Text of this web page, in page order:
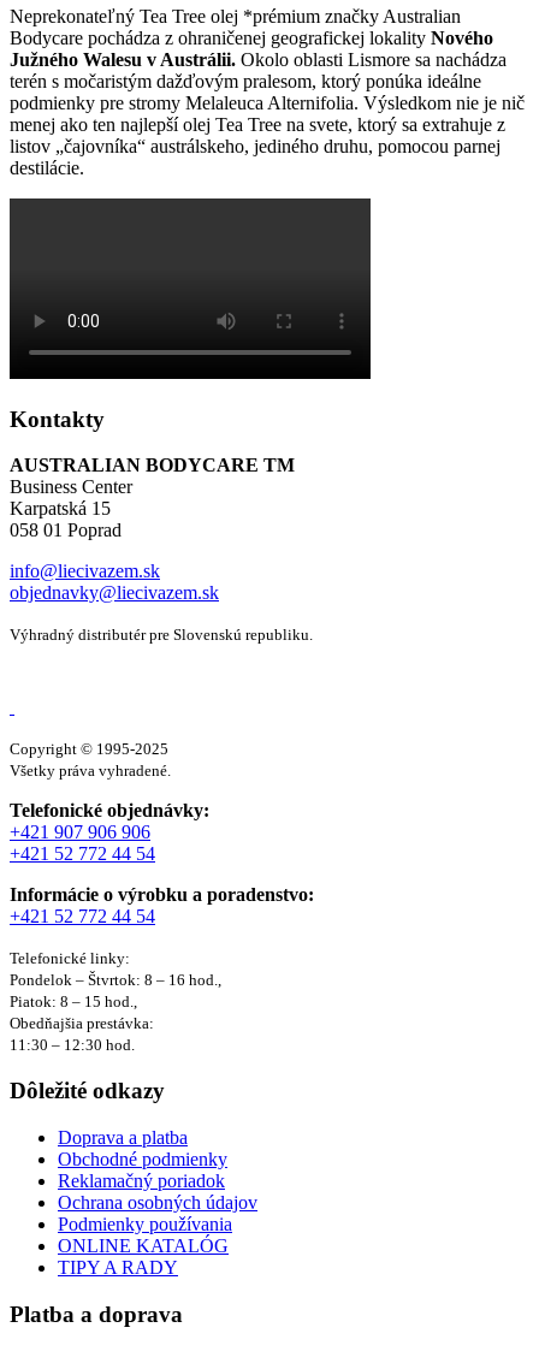
Neprekonateľný Tea Tree olej *prémium značky Australian
Bodycare pochádza z ohraničenej geografickej lokality Nového
Južného Walesu v Austrálii. Okolo oblasti Lismore sa nachádza
terén s močaristým dažďovým pralesom, ktorý ponúka ideálne
podmienky pre stromy Melaleuca Alternifolia. Výsledkom nie je nič
menej ako ten najlepší olej Tea Tree na svete, ktorý sa extrahuje z
listov „čajovníka“ austrálskeho, jediného druhu, pomocou parnej
destilácie.
Kontakty
AUSTRALIAN BODYCARE TM
Business Center
Karpatská 15
058 01 Poprad
info@liecivazem.sk
objednavky@liecivazem.sk
Výhradný distributér pre Slovenskú republiku.
Copyright © 1995-2025
Všetky práva vyhradené.
Telefonické objednávky:
+421 907 906 906
+421 52 772 44 54
Informácie o výrobku a poradenstvo:
+421 52 772 44 54
Telefonické linky:
Pondelok – Štvrtok: 8 – 16 hod.,
Piatok: 8 – 15 hod.,
Obedňajšia prestávka:
11:30 – 12:30 hod.
Dôležité odkazy
Doprava a platba
Obchodné podmienky
Reklamačný poriadok
Ochrana osobných údajov
Podmienky používania
ONLINE KATALÓG
TIPY A RADY
Platba a doprava